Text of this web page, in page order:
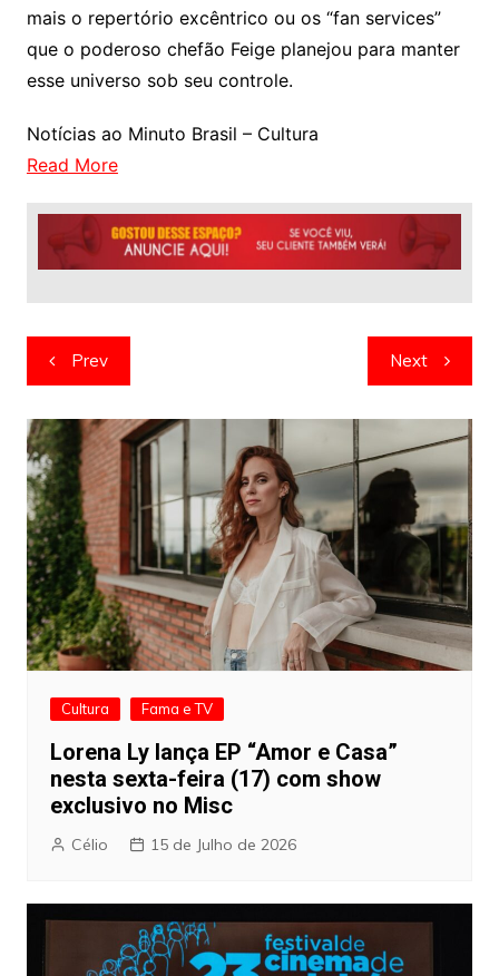
mais o repertório excêntrico ou os “fan services”
que o poderoso chefão Feige planejou para manter
esse universo sob seu controle.
Notícias ao Minuto Brasil – Cultura
Read More
Navegação
de
artigos
Prev Next
Cultura Fama e TV
Lorena Ly lança EP “Amor e Casa”
nesta sexta-feira (17) com show
exclusivo no Misc
Célio 15 de Julho de 2026